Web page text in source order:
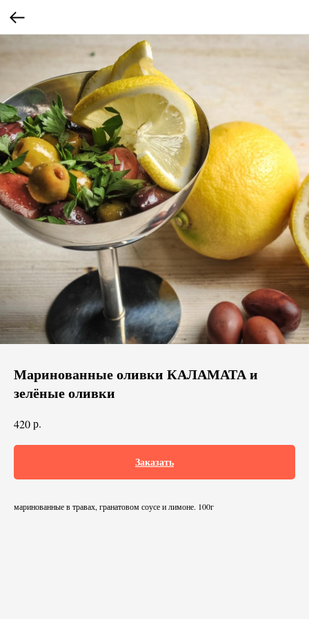
Маринованные оливки КАЛАМАТА и
зелёные оливки
420р.
Заказать
маринованные в травах, гранатовом соусе и лимоне. 100г